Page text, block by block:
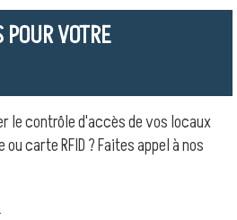
VOTRE
le contrôle d'accès de vos locaux
carte RFID ? Faites appel à nos